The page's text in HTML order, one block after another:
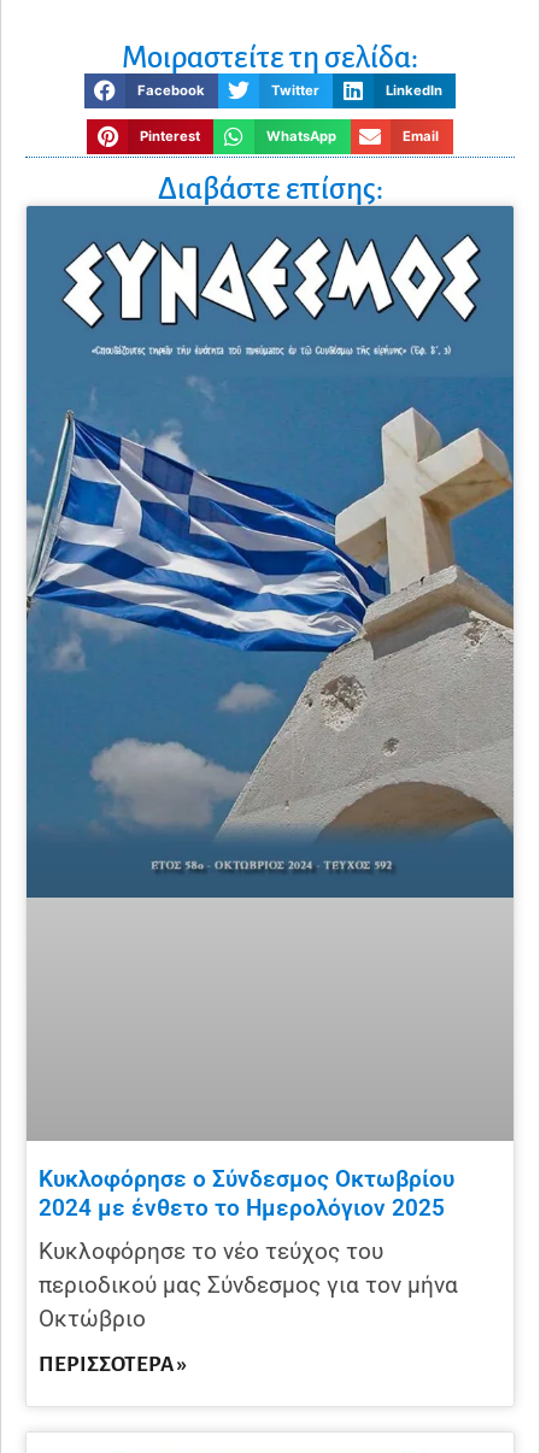
Μοιραστείτε τη σελίδα:
Facebook Twitter LinkedIn
Pinterest WhatsApp Email
Διαβάστε επίσης:
Κυκλοφόρησε ο Σύνδεσμος Οκτωβρίου
2024 με ένθετο το Ημερολόγιον 2025
Κυκλοφόρησε το νέο τεύχος του
περιοδικού μας Σύνδεσμος για τον μήνα
Οκτώβριο
ΠΕΡΙΣΣΌΤΕΡΑ »